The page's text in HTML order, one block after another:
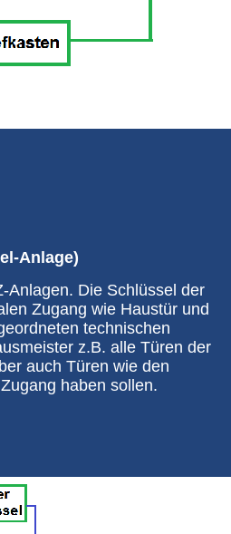
Anlage)
Anlagen. Die Schlüssel der
Zugang wie Haustür und
technischen
z.B. alle Türen der
auch Türen wie den
haben sollen.